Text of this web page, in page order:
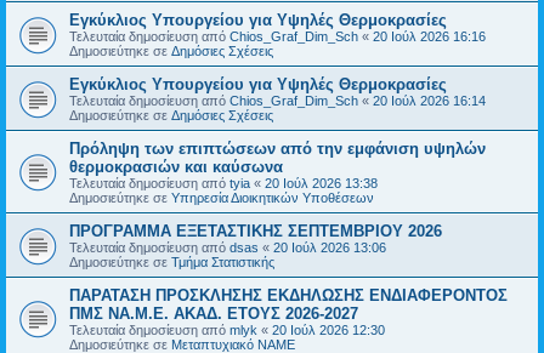
Εγκύκλιος Υπουργείου για Υψηλές Θερμοκρασίες
Τελευταία δημοσίευση από Chios_Graf_Dim_Sch « 20 Ιούλ 2026 16:16
Δημοσιεύτηκε σε Δημόσιες Σχέσεις
Εγκύκλιος Υπουργείου για Υψηλές Θερμοκρασίες
Τελευταία δημοσίευση από Chios_Graf_Dim_Sch « 20 Ιούλ 2026 16:14
Δημοσιεύτηκε σε Δημόσιες Σχέσεις
Πρόληψη των επιπτώσεων από την εμφάνιση υψηλών
θερμοκρασιών και καύσωνα
Τελευταία δημοσίευση από tyia « 20 Ιούλ 2026 13:38
Δημοσιεύτηκε σε Υπηρεσία Διοικητικών Υποθέσεων
ΠΡΟΓΡΑΜΜΑ ΕΞΕΤΑΣΤΙΚΗΣ ΣΕΠΤΕΜΒΡΙΟΥ 2026
Τελευταία δημοσίευση από dsas « 20 Ιούλ 2026 13:06
Δημοσιεύτηκε σε Τμήμα Στατιστικής
ΠΑΡΑΤΑΣΗ ΠΡΟΣΚΛΗΣΗΣ ΕΚΔΗΛΩΣΗΣ ΕΝΔΙΑΦΕΡΟΝΤΟΣ
ΠΜΣ ΝΑ.Μ.Ε. ΑΚΑΔ. ΕΤΟΥΣ 2026-2027
Τελευταία δημοσίευση από mlyk « 20 Ιούλ 2026 12:30
Δημοσιεύτηκε σε Μεταπτυχιακό ΝΑΜΕ